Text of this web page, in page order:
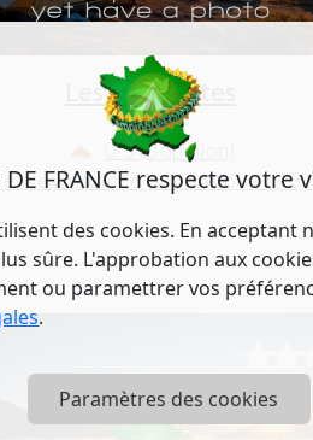
DE FRANCE respecte votre
des cookies. En acceptant
sûre. L'approbation aux
ou paramettrer vos
.
Paramètres des cookies
Les Lanchettes
0/5 (0 opinion)
nancroix - Savoie (73)